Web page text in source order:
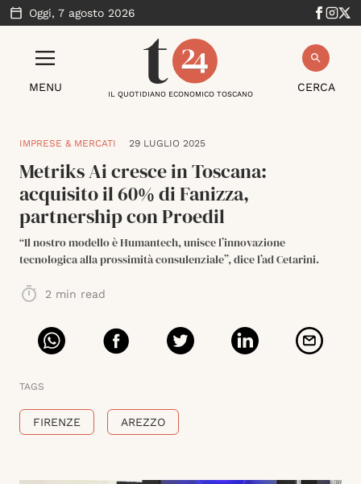
Oggi, 7 agosto 2026
MENU CERCA
IL QUOTIDIANO ECONOMICO TOSCANO
IMPRESE & MERCATI 29 LUGLIO 2025
Metriks Ai cresce in Toscana:
acquisito il 60% di Fanizza,
partnership con Proedil
“Il nostro modello è Humantech, unisce l’innovazione
tecnologica alla prossimità consulenziale”, dice l’ad Cetarini.
2 min read
TAGS
FIRENZE AREZZO